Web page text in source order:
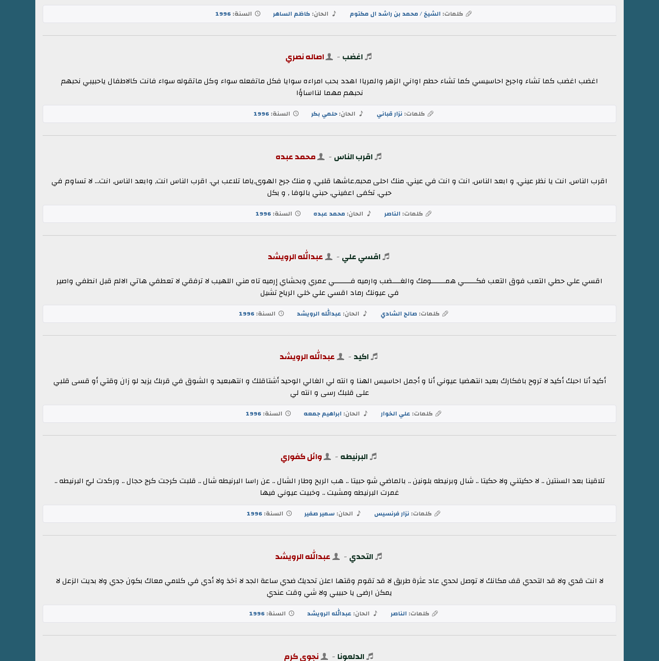
كلمات: الشيخ / محمد بن راشد ال مكتوم الحان: كاظم الساهر السنة:1996
اغضب - اصاله نصري
اغضب اغضب كما تشاء واجرح احاسيسي كما تشاء حطم اواني الزهر والمرياا اهدد بحب امراءه سوايا فكل ماتفعله سواء وكل ماتقوله سواء فانت كالاطفال ياحبيبي نحبهم
نحبهم مهما لنااساؤا
كلمات: نزار قباني الحان:حلمي بكر السنة:1996
اقرب الناس - محمد عبده
اقرب الناس, انت يا نظر عيني, و ابعد الناس, انت و انت في عيني. منك احلى محبه,عاشها قلبي, و منك جرح الهوى,ياما تلاعب بي. اقرب الناس انت, وابعد الناس, انت... لا تساوم في
حبي, تكفى اعفيني, حبني بالوفا , و بكل
كلمات: الناصر الحان: محمد عبده السنة:1996
اقسي علي - عبدالله الرويشد
اقسي علي حطي التعب فوق التعب فكــــــي همـــــــومك والغــــضب وارميه فــــــــي عمري وبحشاي إرميه تاه مني اللهيب لا ترفقي لا تعطفي هاتي الالم قبل انطفي واصير
في عيونك رماد اقسي علي خلي الرياح تشيل
كلمات: صالح الشادي الحان: عبدالله الرويشد السنة:1996
اكيد - عبدالله الرويشد
أكيد أنا احبك أكيد لا تروح بافكارك بعيد انتهضيا عيوني أنا و أجمل احاسيس الهنا و انته لي الغالي الوحيد أشتاقلك و انتهبعيد و الشوق في قربك يزيد لو زان وقتي أو قسى قلبي
على قلبك رسى و انته لي
كلمات: علي الخوار الحان: ابراهيم جمعه السنة:1996
البرنيطه - وائل كفوري
تلاقينا بعد السنتين .. لا حكيتني ولا حكيتا .. شال وبرنيطه بلونين .. بالماضي شو حبيتا .. هب الريح وطار الشال .. عن راسا البرنيطه شال .. قلبت كرجت كرج حجال .. وركدت ليّ البرنيطه ..
غمرت البرنيطه ومشيت .. وخبيت عيوني فيها
كلمات: نزار فرنسيس الحان: سمير صفير السنة:1996
التحدي - عبدالله الرويشد
لا انت قدي ولا قد التحدي قف مكانك لا توصل لحدي عاد عثرة طريق لا قد تقوم وقتها اعلن تحديك ضدي ساعة الجد لا آخذ ولا أدي في كلامي معاك بكون جدي ولا بديت الزعل لا
يمكن ارضى يا حبيبي ولا شي وقت عندي
كلمات: الناصر الحان: عبدالله الرويشد السنة:1996
الدلعونا - نجوى كرم